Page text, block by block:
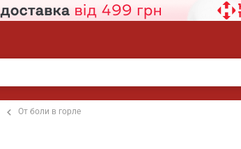
От боли в горле